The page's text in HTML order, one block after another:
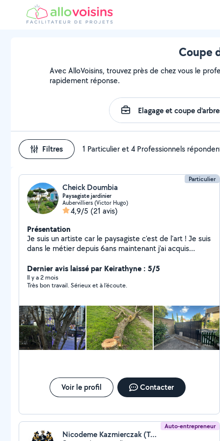
Coupe
Avec AlloVoisins, trouvez près de chez vous le
rapidement réponse.
Filtres 1 Particulier et 4 Professionnels
Particulier
Cheick Doumbia
Paysagiste jardinier
Aubervilliers (Victor Hugo)
4,9/5 (21 avis)
Présentation
Je suis un artiste car le paysagiste c'est de l´art ! Je suis
dans le métier depuis 6ans maintenant j'ai acquis
l'entretien des espaces verts. Taille des arbustes Tonte
L'élagage des arbres Création des massifs Les conseils
pour choisir les végétaux les devis sont gratuits
Dernier avis laissé par Keirathyne : 5/5
Il y a 2 mois
Très bon travail. Sérieux et à l’écoute.
Voir le profil Contacter
Auto-entrepreneur
Nicodeme Kazmierczak (Toiture Nicodeme-les sommets de Paris)